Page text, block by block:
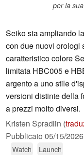
per la
Seiko sta ampliando
con due nuovi orologi
caratteristico colore
limitata HBC005 e
argento a uno stile
versioni distinte della
a prezzi molto diversi.
Kristen Spradlin (
Pubblicato 05/15/2026
Watch Launch